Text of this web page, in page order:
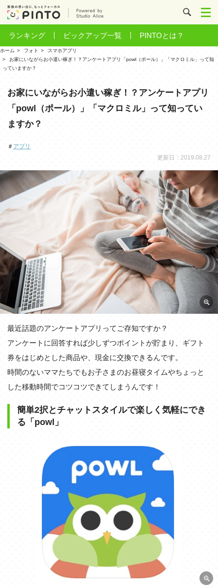
ランキング ピックアップ一覧 PINTOとは？
ホーム フォト
スマホアプリ
お家にいながらお小遣い稼ぎ！？アンケートアプリ「powl（ポール）」「マクロミル」って知
っていますか？
お家にいながらお小遣い稼ぎ！？アンケートアプリ
「powl（ポール）」「マクロミル」って知ってい
ますか？
＃ アプリ
更新日：2019.08.27
最近話題のアンケートアプリってご存知ですか？
アンケートに回答すれば少しずつポイントが貯まり、ギフト
券をはじめとした商品や、現金に交換できるんです。
時間のないママたちでもお子さまのお昼寝タイムやちょっと
した移動時間でコツコツできてしまうんです！
簡単2択とチャットスタイルで楽しく気軽にでき
る「powl」